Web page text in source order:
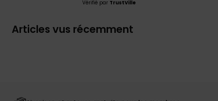
Vérifié par TrustVille
Articles vus récemment